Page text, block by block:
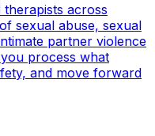
across
sexual abuse, sexual
partner violence
process what
and move forward